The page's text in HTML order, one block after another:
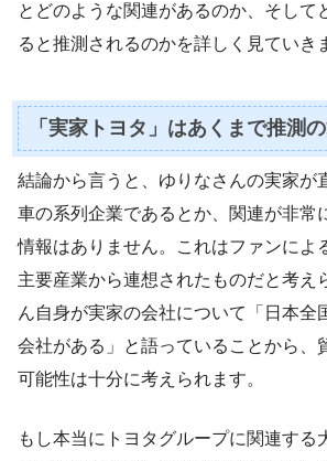
とどのような関連があるのか、そして
ると推測されるのかを詳しく見ていき
「実家トヨタ」はあくまで推測
結論から言うと、ゆりなさんの実家が
車の系列企業であるとか、関連が非常
情報はありません。これはファンによ
主要産業から連想されたものだと考え
ん自身が実家の会社について「日本全
会社がある」と語っていることから、
可能性は十分に考えられます。
もし本当にトヨタグループに関連する